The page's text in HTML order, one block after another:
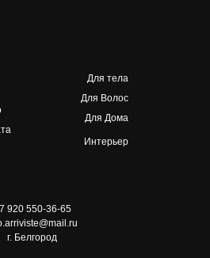
920 550-36-65
г. Белгород
Для тела
Для Волос
Для Дома
Интерьер